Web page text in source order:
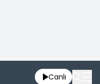
Canlı